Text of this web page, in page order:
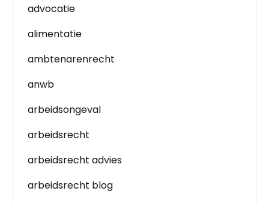
advocatie
alimentatie
ambtenarenrecht
anwb
arbeidsongeval
arbeidsrecht
arbeidsrecht advies
arbeidsrecht blog